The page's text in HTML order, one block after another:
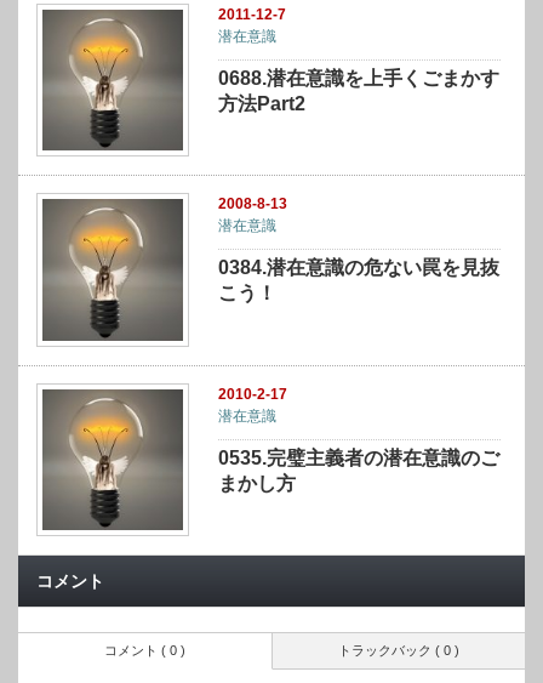
2011-12-7
潜在意識
0688.潜在意識を上手くごまかす
方法Part2
2008-8-13
潜在意識
0384.潜在意識の危ない罠を見抜
こう！
2010-2-17
潜在意識
0535.完璧主義者の潜在意識のご
まかし方
コメント
トラックバック ( 0 )
コメント ( 0 )